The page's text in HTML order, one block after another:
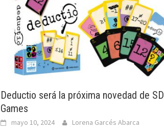
Deductio será la próxima novedad de SD
Games
mayo 10, 2024 Lorena Garcés Abarca